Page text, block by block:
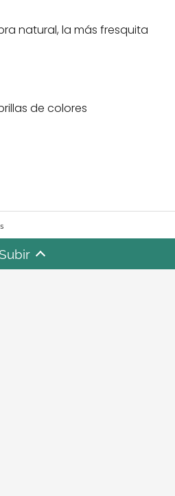
natural, la más fresquita
de colores
Subir